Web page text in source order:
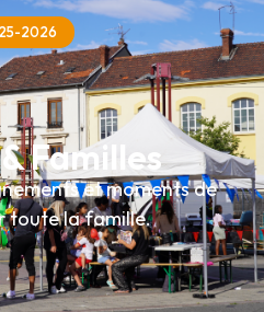
2026
Familles
et moments de
toute la famille.